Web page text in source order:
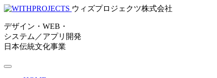
ウィズプロジェクツ株式会社
デザイン・WEB・
システム／アプリ開発
日本伝統文化事業